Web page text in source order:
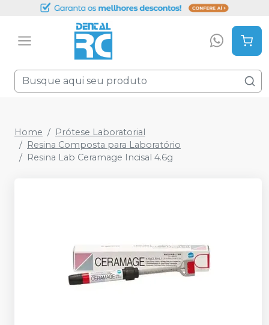
Home
Prótese Laboratorial
Resina Composta para Laboratório
Resina Lab Ceramage Incisal 4.6g